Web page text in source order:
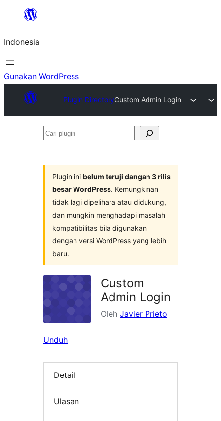
Lewati
konten
Indonesia
Gunakan WordPress
Plugin DirectoryCustom Admin Login
Cari
Plugin ini belum teruji dangan 3 rilis
besar WordPress. Kemungkinan
tidak lagi dipelihara atau didukung,
dan mungkin menghadapi masalah
kompatibilitas bila digunakan
dengan versi WordPress yang lebih
baru.
Custom
Admin Login
Oleh Javier Prieto
Unduh
Detail
Ulasan